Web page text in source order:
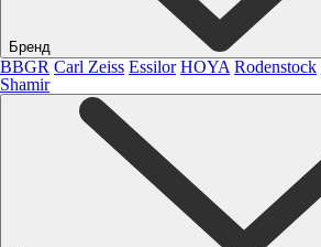
Бренд
BBGR Carl Zeiss Essilor HOYA Rodenstock
Shamir